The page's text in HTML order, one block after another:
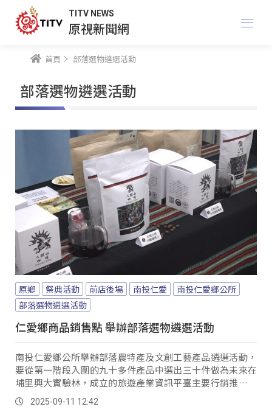
TITV NEWS
原視新聞網
首頁 部落選物遴選活動
部落選物遴選活動
原鄉 祭典活動 前店後場 南投仁愛
南投仁愛鄉公所
部落選物遴選活動
仁愛鄉商品銷售點 舉辦部落選物遴選活動
南投仁愛鄉公所舉辦部落農特產及文創工藝產品遴選活動，
要從第一階段入圍的九十多件產品中選出三十件做為未來在
埔里興大實驗林，成立的旅遊產業資訊平臺主要行銷推廣的
主力，希望達到行銷原鄉產業以及拓展部落觀光的經濟效
益。2025-09-11 12:42